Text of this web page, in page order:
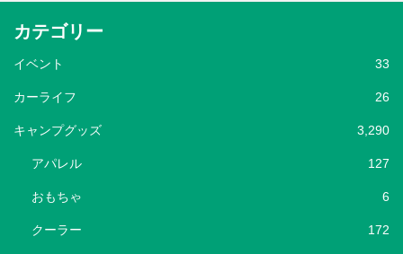
カテゴリー
イベント 33
カーライフ 26
キャンプグッズ 3,290
アパレル 127
おもちゃ 6
クーラー 172